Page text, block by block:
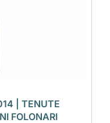
| TENUTE
FOLONARI